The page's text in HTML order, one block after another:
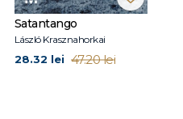
Satantango
László Krasznahorkai
28.32 lei 47.20 lei